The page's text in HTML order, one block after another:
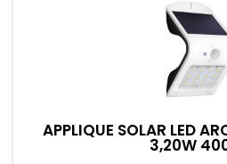
APPLIQUE SOLAR LED
3,20W